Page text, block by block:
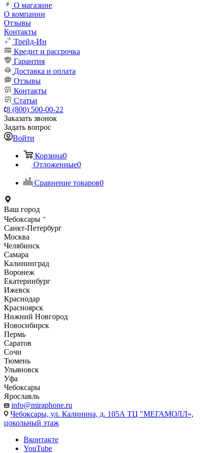
О магазине
О компании
Отзывы
Контакты
Трейд-Ин
Кредит и рассрочка
Гарантия
Доставка и оплата
Отзывы
Контакты
Статьи
8 (800) 500-00-22
Заказать звонок
Задать вопрос
Войти
Корзина0
Отложенные0
Сравнение товаров0
Ваш город
Чебоксары
Санкт-Петербург
Москва
Челябинск
Самара
Калининград
Воронеж
Екатеринбург
Ижевск
Краснодар
Красноярск
Нижний Новгород
Новосибирск
Пермь
Саратов
Сочи
Тюмень
Ульяновск
Уфа
Чебоксары
Ярославль
info@miraphone.ru
Чебоксары, ул. Калинина, д. 105А ТЦ "МЕГАМОЛЛ»,
цокольный этаж
Вконтакте
YouTube